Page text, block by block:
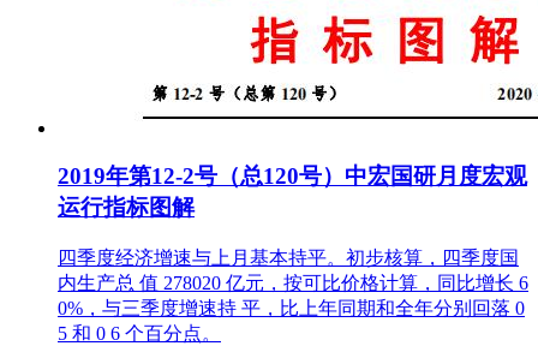
2019年第12-2号（总120号）中宏国研月度宏观
运行指标图解
四季度经济增速与上月基本持平。初步核算，四季度国
内生产总 值 278020 亿元，按可比价格计算，同比增长 6
0%，与三季度增速持 平，比上年同期和全年分别回落 0
5 和 0 6 个百分点。